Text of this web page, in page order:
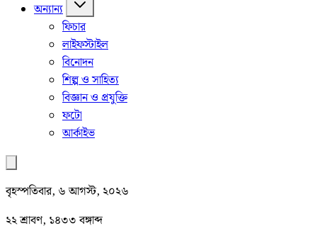
অন্যান্য
ফিচার
লাইফস্টাইল
বিনোদন
শিল্প ও সাহিত্য
বিজ্ঞান ও প্রযুক্তি
ফটো
আর্কাইভ
বৃহস্পতিবার, ৬ আগস্ট, ২০২৬
২২ শ্রাবণ, ১৪৩৩ বঙ্গাব্দ